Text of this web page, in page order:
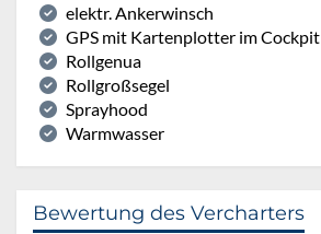
elektr. Ankerwinsch
GPS mit Kartenplotter im Cockpit
Rollgenua
Rollgroßsegel
Sprayhood
Warmwasser
Bewertung des Vercharters